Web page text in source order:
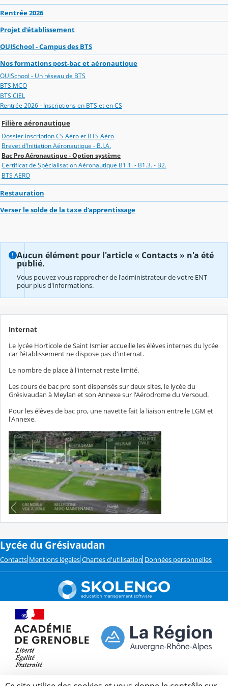
Rentrée 2026
Projet d'établissement
OUISchool - Campus des BTS
Nos formations post-bac et aéronautique
OUISchool - Un réseau de BTS
BTS MCO
BTS CIEL
Rentrée 2026 - Inscriptions en BTS et en CS
Filière aéronautique
Dossier inscription CS Aéro et BTS Aéro
Brevet d'Initiation Aéronautique - B.I.A.
Bac Pro Aéronautique - Option système
Certificat de Spécialisation Aéronautique B1.1. - B1.3. - B2.
BTS AERO
Restauration
Verser le solde de la taxe d'apprentissage
Aucun élément pour l'article « Contacts » n'a été
publié.
Vous pouvez vous rapprocher de l'administrateur de votre ENT
pour plus d'informations.
Internat
Le lycée Horticole de Saint Ismier accueille les élèves internes du lycée
car l'établissement ne dispose pas d'internat.
Le nombre de place à l'internat reste limité.
Les cours de bac pro sont dispensés sur deux sites, le lycée du
Grésivaudan à Meylan et son Annexe sur l'Aérodrome du Versoud.
Pour les élèves de bac pro, une navette fait la liaison entre le LGM et
l'Annexe.
Lycée du Grésivaudan
Contacts Mentions légales Chartes d'utilisation Données personnelles